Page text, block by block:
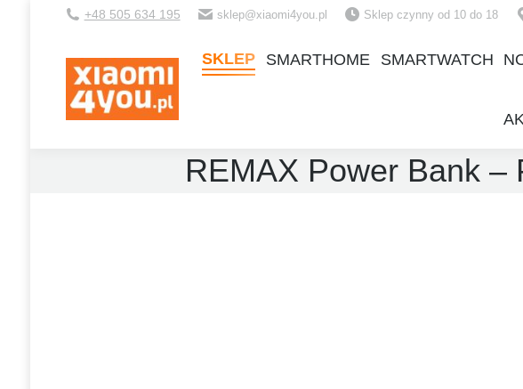
+48 505 634 195 sklep@xiaomi4you.pl Sklep czynny od 10 do 18
SKLEP SMARTHOME SMARTWATCH
REMAX Power Bank –